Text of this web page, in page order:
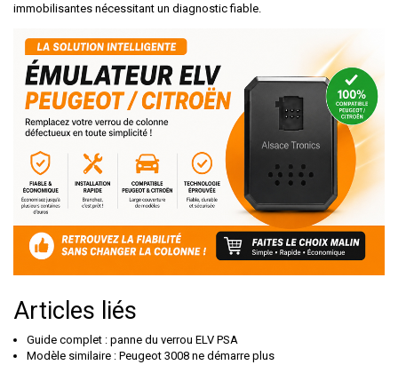
immobilisantes nécessitant un diagnostic fiable.
Articles liés
Guide complet : panne du verrou ELV PSA
Modèle similaire : Peugeot 3008 ne démarre plus